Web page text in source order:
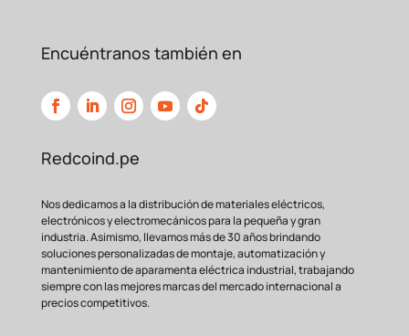
Encuéntranos también en
Redcoind.pe
Nos dedicamos a la distribución de materiales eléctricos,
electrónicos y electromecánicos para la pequeña y gran
industria. Asimismo, llevamos más de 30 años brindando
soluciones personalizadas de montaje, automatización y
mantenimiento de aparamenta eléctrica industrial, trabajando
siempre con las mejores marcas del mercado internacional a
precios competitivos.